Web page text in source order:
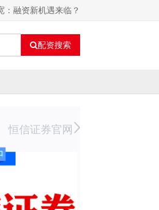
：融资新机遇来临？
配资搜索
恒信证券官网